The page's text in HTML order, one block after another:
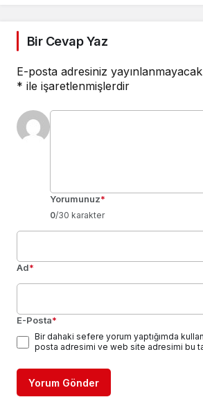
Bir Cevap Yaz
E-posta adresiniz
* ile işaretlenmişlerdir
Yorumunuz*
0/30 karakter
Ad*
E-Posta*
Bir dahaki sefere yorum yaptığımda
posta adresimi ve web site adresimi bu
Yorum Gönder